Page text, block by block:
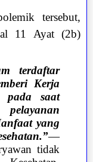
tersebut,
11 Ayat (2b)
terdaftar
Kerja
pada saat
pelayanan
yang
—
tidak